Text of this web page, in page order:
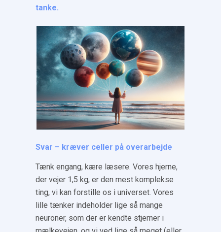
tanke.
Svar – kræver celler på overarbejde
Tænk engang, kære læsere. Vores hjerne,
der vejer 1,5 kg, er den mest komplekse
ting, vi kan forstille os i universet. Vores
lille tænker indeholder lige så mange
neuroner, som der er kendte stjerner i